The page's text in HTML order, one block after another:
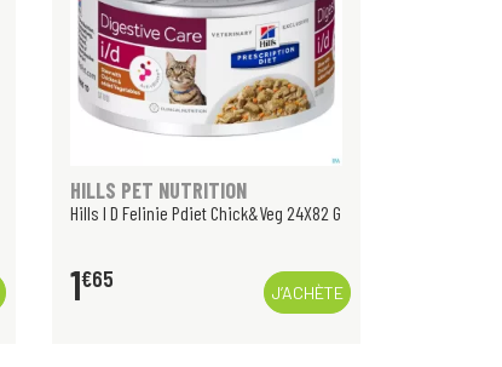
HILLS PET NUTRITION
Hills I D Felinie Pdiet Chick&Veg 24X82 G
1€65
J’ACHÈTE